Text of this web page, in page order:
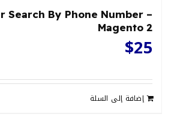
Search By Phone Number –
Magento 2
$25
إضافة إلى السلة